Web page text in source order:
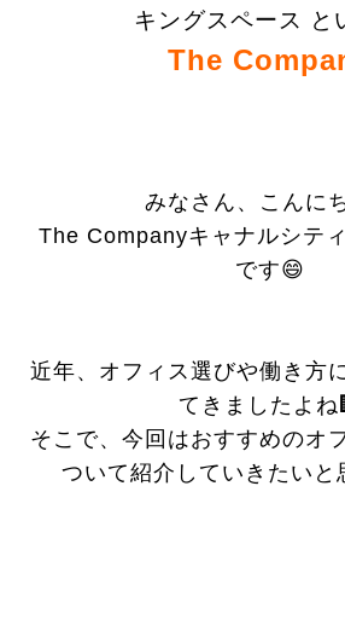
キングスペース と
The
みなさん、こんに
The Companyキャナルシテ
です😄
近年、オフィス選びや働き方
てきましたよね
そこで、今回はおすすめのオ
ついて紹介していきたいと